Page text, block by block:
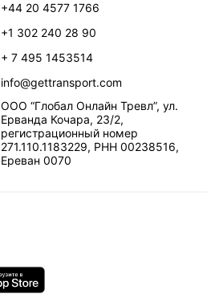
+44 20 4577 1766
+1 302 240 28 90
+ 7 495 1453514
info@gettransport.com
ООО “Глобал Онлайн Тревл”, ул.
Ерванда Кочара, 23/2,
регистрационный номер
271.110.1183229, РНН 00238516,
Ереван 0070